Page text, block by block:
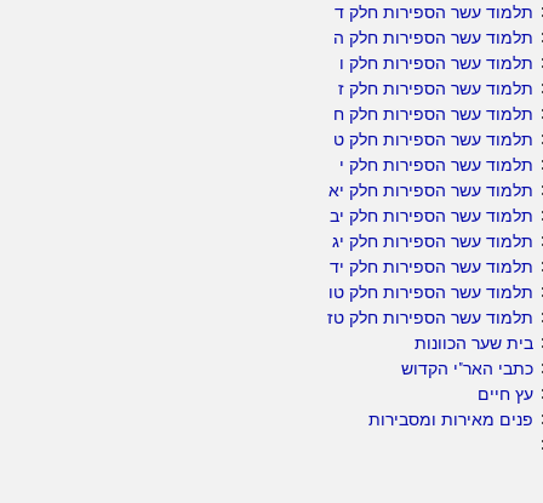
תלמוד עשר הספירות חלק ד
תלמוד עשר הספירות חלק ה
תלמוד עשר הספירות חלק ו
תלמוד עשר הספירות חלק ז
תלמוד עשר הספירות חלק ח
תלמוד עשר הספירות חלק ט
תלמוד עשר הספירות חלק י
תלמוד עשר הספירות חלק יא
תלמוד עשר הספירות חלק יב
תלמוד עשר הספירות חלק יג
תלמוד עשר הספירות חלק יד
תלמוד עשר הספירות חלק טו
תלמוד עשר הספירות חלק טז
בית שער הכוונות
כתבי האר"י הקדוש
עץ חיים
פנים מאירות ומסבירות